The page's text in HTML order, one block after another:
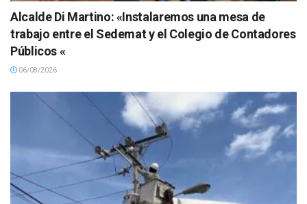
Alcalde Di Martino: «Instalaremos una mesa de
trabajo entre el Sedemat y el Colegio de Contadores
Públicos «
06/08/2026